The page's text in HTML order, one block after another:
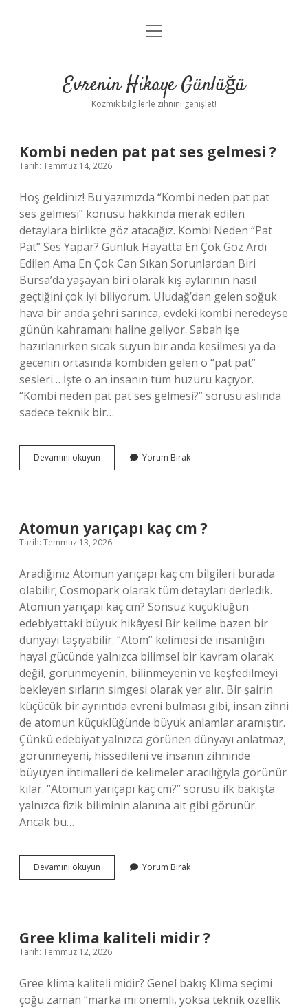
Anasayfa
Yasal Uyarı
menüyü
Evrenin Hikaye Günlüğü
Kozmik bilgilerle zihnini genişlet!
Evrenin
Hikaye
Günlüğü
Yazılar
Kombi neden pat pat ses gelmesi ?
Tarih: Temmuz 14, 2026
Hoş geldiniz! Bu yazımızda “Kombi neden pat pat
ses gelmesi” konusu hakkında merak edilen
detaylara birlikte göz atacağız. Kombi Neden “Pat
Pat” Ses Yapar? Günlük Hayatta En Çok Göz Ardı
Edilen Ama En Çok Can Sıkan Sorunlardan Biri
Bursa’da yaşayan biri olarak kış aylarının nasıl
geçtiğini çok iyi biliyorum. Uludağ’dan gelen soğuk
hava bir anda şehri sarınca, evdeki kombi neredeyse
günün kahramanı haline geliyor. Sabah işe
hazırlanırken sıcak suyun bir anda kesilmesi ya da
gecenin ortasında kombiden gelen o “pat pat”
sesleri… İşte o an insanın tüm huzuru kaçıyor.
“Kombi neden pat pat ses gelmesi?” sorusu aslında
sadece teknik bir…
Devamını okuyun
neden
?
Yorum Bırak
Atomun yarıçapı kaç cm ?
Tarih: Temmuz 13, 2026
Aradığınız Atomun yarıçapı kaç cm bilgileri burada
olabilir; Cosmopark olarak tüm detayları derledik.
Atomun yarıçapı kaç cm? Sonsuz küçüklüğün
edebiyattaki büyük hikâyesi Bir kelime bazen bir
dünyayı taşıyabilir. “Atom” kelimesi de insanlığın
hayal gücünde yalnızca bilimsel bir kavram olarak
değil, görünmeyenin, bilinmeyenin ve keşfedilmeyi
bekleyen sırların simgesi olarak yer alır. Bir şairin
küçücük bir ayrıntıda evreni bulması gibi, insan zihni
de atomun küçüklüğünde büyük anlamlar aramıştır.
Çünkü edebiyat yalnızca görünen dünyayı anlatmaz;
görünmeyeni, hissedileni ve insanın zihninde
büyüyen ihtimalleri de kelimeler aracılığıyla görünür
kılar. “Atomun yarıçapı kaç cm?” sorusu ilk bakışta
yalnızca fizik biliminin alanına ait gibi görünür.
Ancak bu…
Devamını okuyun Atomun
yarıçapı
Yorum Bırak
Gree klima kaliteli midir ?
Tarih: Temmuz 12, 2026
Gree klima kaliteli midir? Genel bakış Klima seçimi
çoğu zaman “marka mı önemli, yoksa teknik özellik